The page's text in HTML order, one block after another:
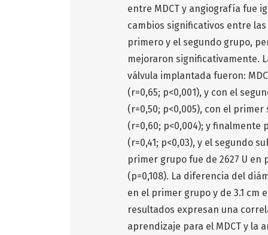
entre MDCT y angiografía fue
cambios significativos entre
primero y el segundo grupo,
mejoraron significativamente.
válvula implantada fueron:
(r=0,65; p<0,001), y con el
(r=0,50; p<0,005), con el
(r=0,60; p<0,004); y finalmente
(r=0,41; p<0,03), y el segundo
primer grupo fue de 2627 U en
(p=0,108). La diferencia del
en el primer grupo y de 3.1 cm
resultados expresan una
aprendizaje para el MDCT y la